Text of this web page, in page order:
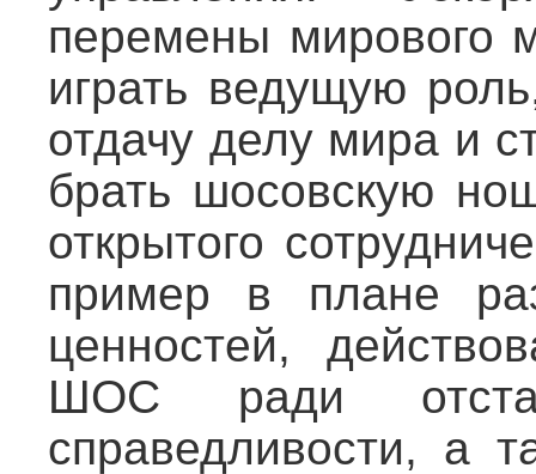
перемены мирового
играть ведущую
отдачу делу мира и
брать шосовскую
открытого
пример в плане
ценностей,
ШОС ради
справедливости, а